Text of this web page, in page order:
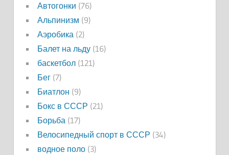
Автогонки (76)
Альпинизм (9)
Аэробика(2)
Балет на льду(16)
баскетбол(121)
Бег(7)
Биатлон (9)
Бокс в СССР (21)
Борьба(17)
Велосипедный спорт в СССР (34)
водное поло(3)